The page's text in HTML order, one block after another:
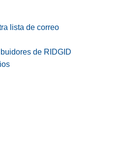
lista de correo
de RIDGID